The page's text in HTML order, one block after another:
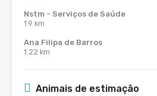
Nstm - Serviços de Saúde
1.9 km
Ana Filipa de Barros
1.22 km
Animais de estimação